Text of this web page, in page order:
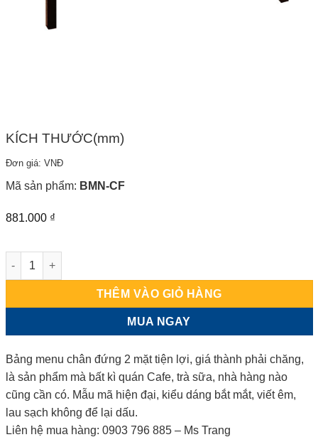
KÍCH THƯỚC(mm)
Đơn giá: VNĐ
Mã sản phẩm: BMN-CF
881.000 ₫
BẢNG MENU CÀ PHÊ 2 MẶT 60X80 số lượng
THÊM VÀO GIỎ HÀNG
MUA NGAY
Bảng menu chân đứng 2 mặt tiện lợi, giá thành phải chăng,
là sản phẩm mà bất kì quán Cafe, trà sữa, nhà hàng nào
cũng cần có. Mẫu mã hiện đại, kiểu dáng bắt mắt, viết êm,
lau sạch không để lại dấu.
Liên hệ mua hàng: 0903 796 885 – Ms Trang